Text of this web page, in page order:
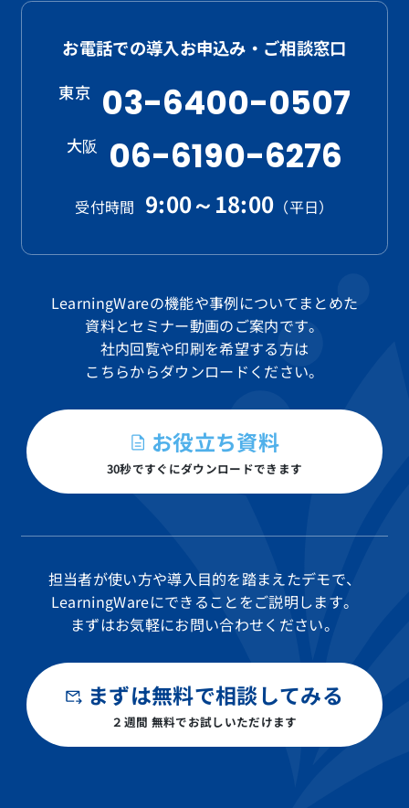
お電話での導入お申込み・ご相談窓口
東京 03-6400-0507
大阪 06-6190-6276
受付時間 9:00～18:00 （平日）
LearningWareの機能や事例についてまとめた
資料とセミナー動画のご案内です。
社内回覧や印刷を希望する方は
こちらからダウンロードください。
お役立ち資料
30秒ですぐにダウンロードできます
担当者が使い方や導入目的を踏まえたデモで、
LearningWareにできることをご説明します。
まずはお気軽にお問い合わせください。
まずは無料で相談してみる
２週間 無料でお試しいただけます